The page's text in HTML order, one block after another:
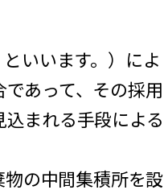
いいます。）によ
あって、その採用
まれる手段による
の中間集積所を設